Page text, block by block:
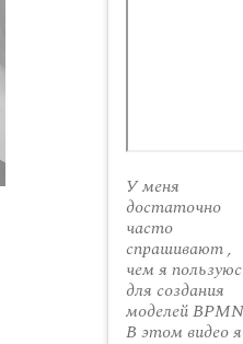
У меня
достаточно
часто
спрашивают ,
чем я
для создания
моделей
В этом видео я